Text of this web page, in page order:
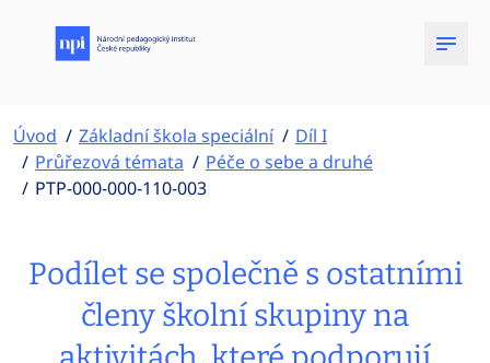
Úvod Základní škola speciální
Díl I
Průřezová témata
Péče o sebe a druhé
PTP-000-000-110-003
Podílet se společně s ostatními
členy školní skupiny na